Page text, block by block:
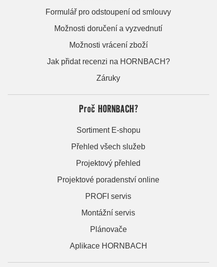
Formulář pro odstoupení od smlouvy
Možnosti doručení a vyzvednutí
Možnosti vrácení zboží
Jak přidat recenzi na HORNBACH?
Záruky
Proč HORNBACH?
Sortiment E-shopu
Přehled všech služeb
Projektový přehled
Projektové poradenství online
PROFI servis
Montážní servis
Plánovače
Aplikace HORNBACH